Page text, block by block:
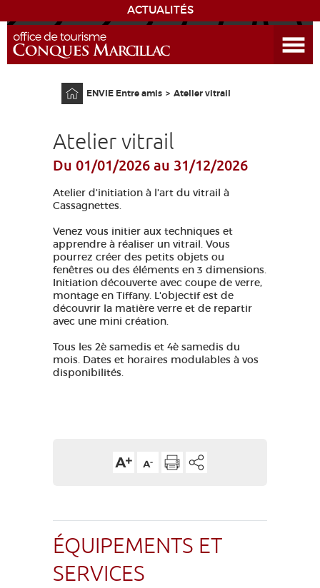
ACTUALITÉS
ENVIEDE...
DÉCOUVRIR LA DESTINATION
CONQUES
EXPÉRIENCES
SÉJOURNER
AGENDA
EDUCATIF GR 65 GROUPES
MA SÉLECTION
ENVIE Entre amis Atelier vitrail
Atelier vitrail
Du 01/01/2026au 31/12/2026
Atelier d'initiation à l'art du vitrail à
Cassagnettes.
Venez vous initier aux techniques et
apprendre à réaliser un vitrail. Vous
pourrez créer des petits objets ou
fenêtres ou des éléments en 3 dimensions.
Initiation découverte avec coupe de verre,
montage en Tiffany. L'objectif est de
découvrir la matière verre et de repartir
avec une mini création.
Tous les 2è samedis et 4è samedis du
mois. Dates et horaires modulables à vos
disponibilités.
ÉQUIPEMENTS ET
SERVICES